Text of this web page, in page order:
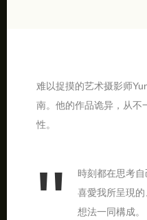
难以捉摸的艺术摄影师
南。他的作品诡异，从不
性。
時刻都在思考
喜愛我所呈現
想法一同構成。